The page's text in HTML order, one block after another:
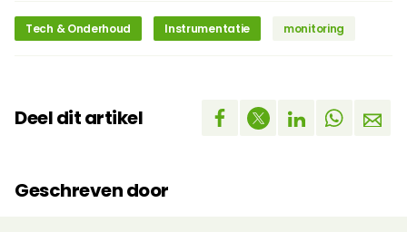
Tech & Onderhoud Instrumentatie monitoring
Deel dit artikel
Geschreven door